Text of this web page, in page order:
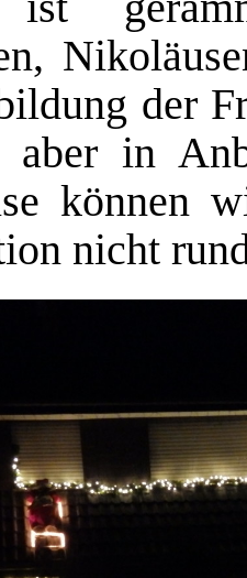
der
aber in
können
nicht